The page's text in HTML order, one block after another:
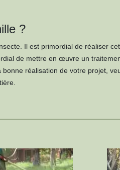
?
Il est primordial de réaliser
de mettre en œuvre un
réalisation de votre projet,